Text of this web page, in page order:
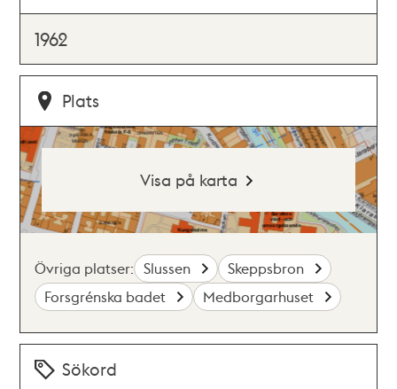
1962
Plats
Visa på karta
Övriga platser: Slussen
Skeppsbron
Forsgrénska badet
Medborgarhuset
Sökord